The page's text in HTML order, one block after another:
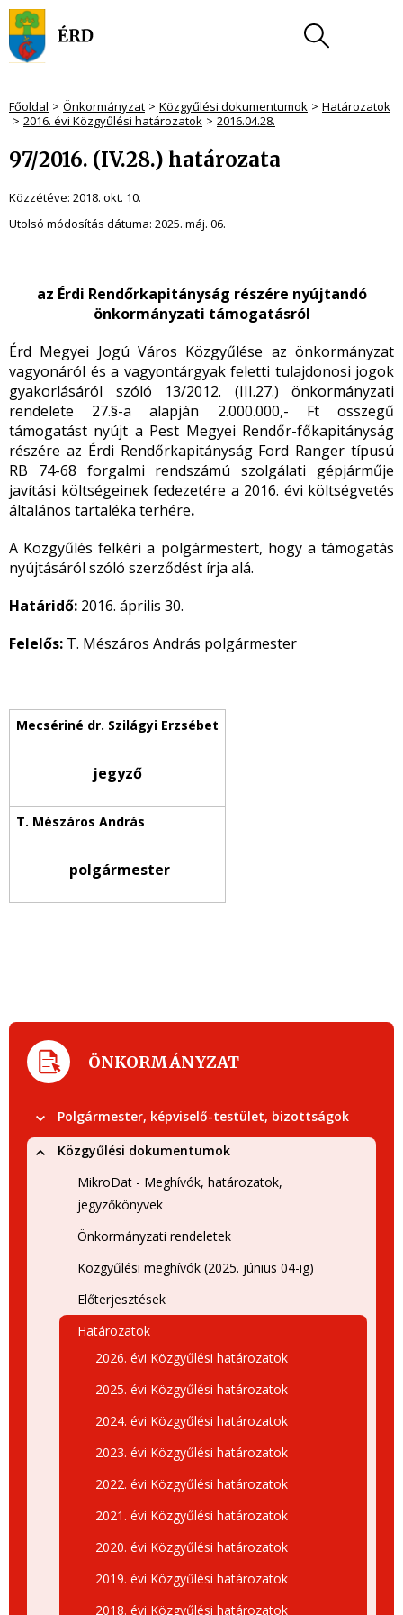
Főoldal Önkormányzat Közgyűlési dokumentumok
Határozatok
2016. évi Közgyűlési határozatok
2016.04.28.
97/2016. (IV.28.) határozata
Közzétéve: 2018. okt. 10.
Utolsó módosítás dátuma: 2025. máj. 06.
az Érdi Rendőrkapitányság részére nyújtandó
önkormányzati támogatásról
Érd Megyei Jogú Város Közgyűlése az önkormányzat
vagyonáról és a vagyontárgyak feletti tulajdonosi jogok
gyakorlásáról szóló 13/2012. (III.27.) önkormányzati
rendelete 27.§-a alapján 2.000.000,- Ft összegű
támogatást nyújt a Pest Megyei Rendőr-főkapitányság
részére az Érdi Rendőrkapitányság Ford Ranger típusú
RB 74-68 forgalmi rendszámú szolgálati gépjárműje
javítási költségeinek fedezetére a 2016. évi költségvetés
általános tartaléka terhére.
A Közgyűlés felkéri a polgármestert, hogy a támogatás
nyújtásáról szóló szerződést írja alá.
Határidő: 2016. április 30.
Felelős: T. Mészáros András polgármester
jegyző
polgármester
ÖNKORMÁNYZAT
Polgármester, képviselő-testület, bizottságok
Közgyűlési dokumentumok
MikroDat - Meghívók, határozatok,
jegyzőkönyvek
Önkormányzati rendeletek
Közgyűlési meghívók (2025. június 04-ig)
Előterjesztések
Határozatok
2026. évi Közgyűlési határozatok
2025. évi Közgyűlési határozatok
2024. évi Közgyűlési határozatok
2023. évi Közgyűlési határozatok
2022. évi Közgyűlési határozatok
2021. évi Közgyűlési határozatok
2020. évi Közgyűlési határozatok
2019. évi Közgyűlési határozatok
2018. évi Közgyűlési határozatok